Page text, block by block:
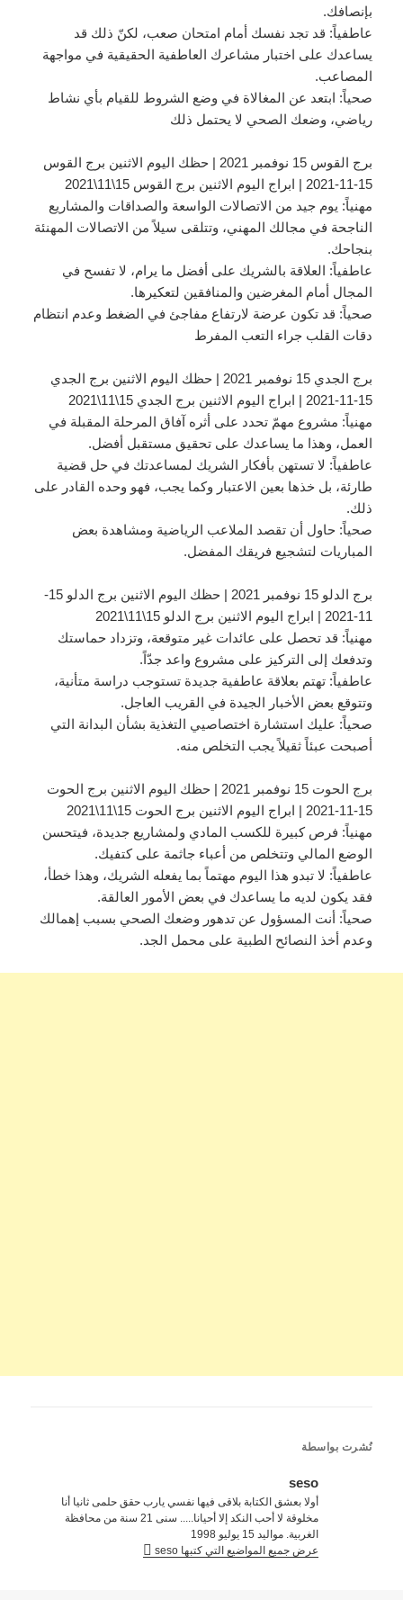
بإنصافك.
عاطفياً: قد تجد نفسك أمام امتحان صعب، لكنّ ذلك قد
يساعدك على اختبار مشاعرك العاطفية الحقيقية في مواجهة
المصاعب.
صحياً: ابتعد عن المغالاة في وضع الشروط للقيام بأي نشاط
رياضي، وضعك الصحي لا يحتمل ذلك
برج القوس 15 نوفمبر 2021 | حظك اليوم الاثنين برج القوس
15-11-2021 | ابراج اليوم الاثنين برج القوس 15\11\2021
مهنياً: يوم جيد من الاتصالات الواسعة والصداقات والمشاريع
الناجحة في مجالك المهني، وتتلقى سيلاً من الاتصالات المهنئة
بنجاحك.
عاطفياً: العلاقة بالشريك على أفضل ما يرام، لا تفسح في
المجال أمام المغرضين والمنافقين لتعكيرها.
صحياً: قد تكون عرضة لارتفاع مفاجئ في الضغط وعدم انتظام
دقات القلب جراء التعب المفرط
برج الجدي 15 نوفمبر 2021 | حظك اليوم الاثنين برج الجدي
15-11-2021 | ابراج اليوم الاثنين برج الجدي 15\11\2021
مهنياً: مشروع مهمّ تحدد على أثره آفاق المرحلة المقبلة في
العمل، وهذا ما يساعدك على تحقيق مستقبل أفضل.
عاطفياً: لا تستهن بأفكار الشريك لمساعدتك في حل قضية
طارئة، بل خذها بعين الاعتبار وكما يجب، فهو وحده القادر على
ذلك.
صحياً: حاول أن تقصد الملاعب الرياضية ومشاهدة بعض
المباريات لتشجيع فريقك المفضل.
برج الدلو 15 نوفمبر 2021 | حظك اليوم الاثنين برج الدلو 15-
11-2021 | ابراج اليوم الاثنين برج الدلو 15\11\2021
مهنياً: قد تحصل على عائدات غير متوقعة، وتزداد حماستك
وتدفعك إلى التركيز على مشروع واعد جدّاً.
عاطفياً: تهتم بعلاقة عاطفية جديدة تستوجب دراسة متأنية،
وتتوقع بعض الأخبار الجيدة في القريب العاجل.
صحياً: عليك استشارة اختصاصيي التغذية بشأن البدانة التي
أصبحت عبئاً ثقيلاً يجب التخلص منه.
برج الحوت 15 نوفمبر 2021 | حظك اليوم الاثنين برج الحوت
15-11-2021 | ابراج اليوم الاثنين برج الحوت 15\11\2021
مهنياً: فرص كبيرة للكسب المادي ولمشاريع جديدة، فيتحسن
الوضع المالي وتتخلص من أعباء جاثمة على كتفيك.
عاطفياً: لا تبدو هذا اليوم مهتماً بما يفعله الشريك، وهذا خطأ،
فقد يكون لديه ما يساعدك في بعض الأمور العالقة.
صحياً: أنت المسؤول عن تدهور وضعك الصحي بسبب إهمالك
وعدم أخذ النصائح الطبية على محمل الجد.
نُشرت بواسطة
seso
أولا بعشق الكتابة بلاقى فيها نفسي يارب حقق حلمى ثانيا أنا
مخلوقة لا أحب النكد إلا أحيانا..... سنى 21 سنة من محافظة
الغربية. مواليد 15 يوليو 1998
عرض جميع المواضيع التي كتبها seso